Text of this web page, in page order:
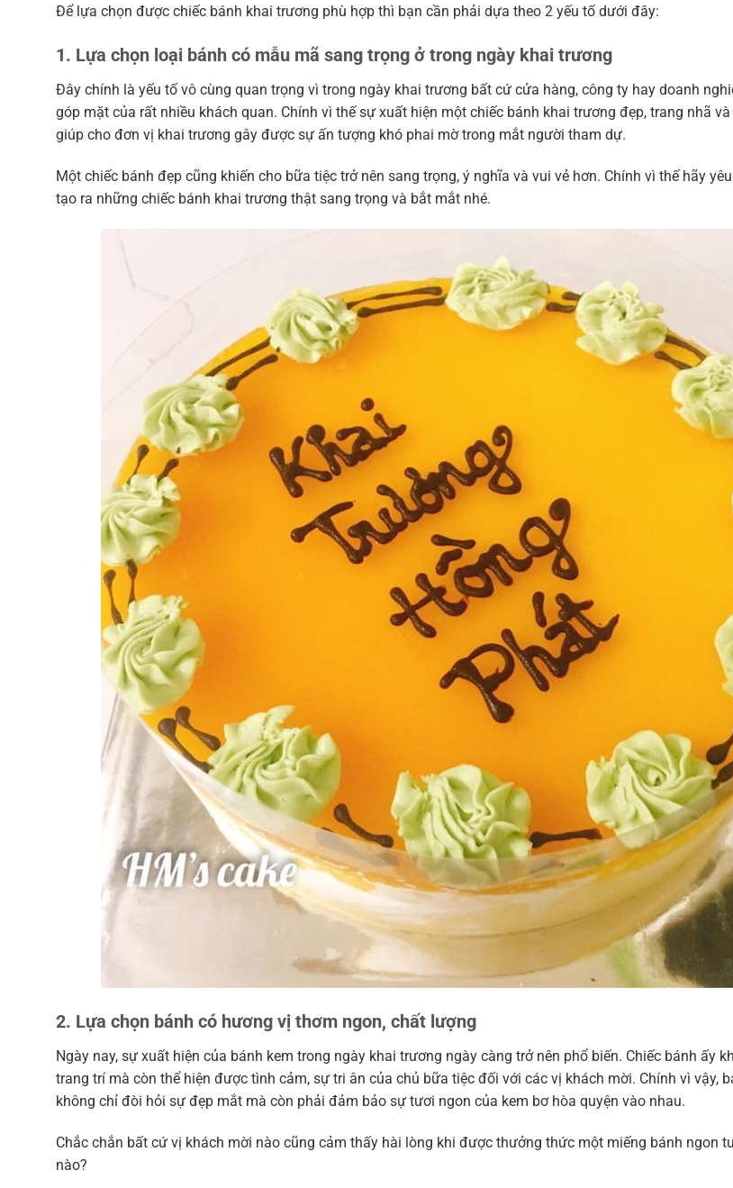
Để lựa chọn được chiếc bánh khai trương phù hợp thì bạn cần phải dựa theo 2 yếu tố dưới đây:
1. Lựa chọn loại bánh có mẫu mã sang trọng ở trong ngày khai trương
Đây chính là yếu tố vô cùng quan trọng vì trong ngày khai trương bất cứ cửa hàng, công ty hay doanh
góp mặt của rất nhiều khách quan. Chính vì thế sự xuất hiện một chiếc bánh khai trương đẹp, trang nhã
giúp cho đơn vị khai trương gây được sự ấn tượng khó phai mờ trong mắt người tham dự.
Một chiếc bánh đẹp cũng khiến cho bữa tiệc trở nên sang trọng, ý nghĩa và vui vẻ hơn. Chính vì thế hãy
tạo ra những chiếc bánh khai trương thật sang trọng và bắt mắt nhé.
2. Lựa chọn bánh có hương vị thơm ngon, chất lượng
Ngày nay, sự xuất hiện của bánh kem trong ngày khai trương ngày càng trở nên phổ biến. Chiếc bánh ấy
trang trí mà còn thể hiện được tình cảm, sự tri ân của chủ bữa tiệc đối với các vị khách mời. Chính vì vậy,
không chỉ đòi hỏi sự đẹp mắt mà còn phải đảm bảo sự tươi ngon của kem bơ hòa quyện vào nhau.
Chắc chắn bất cứ vị khách mời nào cũng cảm thấy hài lòng khi được thưởng thức một miếng bánh ngon
nào?